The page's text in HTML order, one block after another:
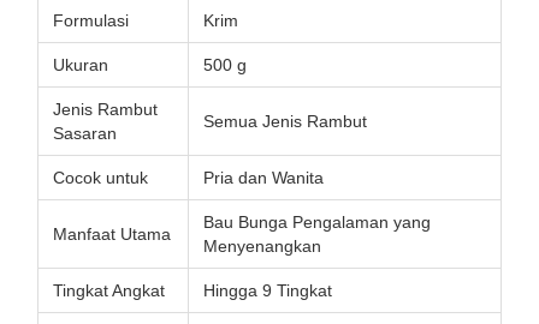
Formulasi Krim
Ukuran 500 g
Jenis Rambut
Sasaran
Semua Jenis Rambut
Cocok untuk Pria dan Wanita
Manfaat Utama
Bau Bunga Pengalaman yang
Menyenangkan
Tingkat Angkat Hingga 9 Tingkat